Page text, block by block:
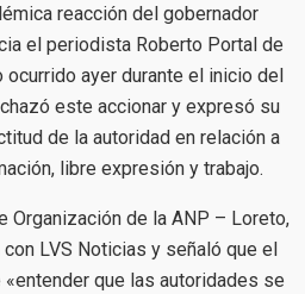
reacción del gobernador
el periodista Roberto Portal de
ocurrido ayer durante el inicio del
este accionar y expresó su
de la autoridad en relación a
libre expresión y trabajo.
Organización de la ANP – Loreto,
LVS Noticias y señaló que el
que las autoridades se